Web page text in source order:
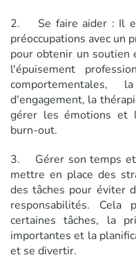
2. Se faire aider : Il
préoccupations avec un
pour obtenir un soutien
l'épuisement
comportementales,
d'engagement, la
gérer les émotions et
burn-out.
3. Gérer son temps et
mettre en place des
des tâches pour éviter
responsabilités.
certaines tâches, la
importantes et la
et se divertir.